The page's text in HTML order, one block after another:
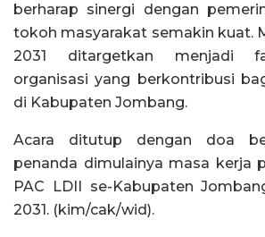
berharap sinergi dengan
tokoh masyarakat semakin kuat.
2031 ditargetkan menjadi
organisasi yang berkontribusi
di Kabupaten Jombang.
Acara ditutup dengan doa
penanda dimulainya masa kerja
PAC LDII se-Kabupaten
2031. (kim/cak/wid).